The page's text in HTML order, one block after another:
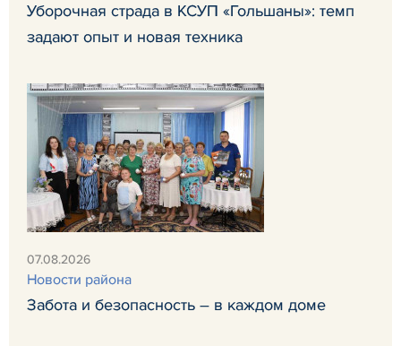
Уборочная страда в КСУП «Гольшаны»: темп
задают опыт и новая техника
07.08.2026
Новости района
Забота и безопасность – в каждом доме